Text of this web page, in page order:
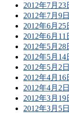
2012年7月
2012年7月9
2012年6月
2012年6月
2012年5月
2012年5月
2012年5月2
2012年4月
2012年4月2
2012年3月
2012年3月5